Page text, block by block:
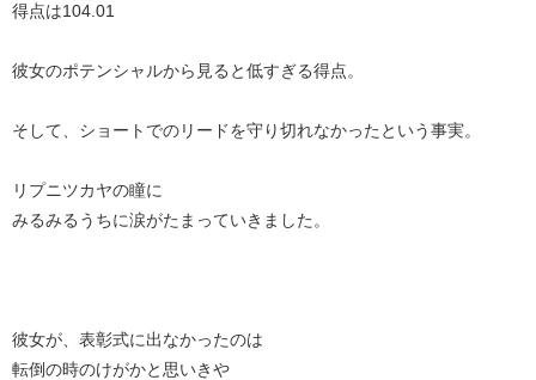
得点は104.01
彼女のポテンシャルから見ると低すぎる得点。
そして、ショートでのリードを守り切れなかったという事実。
リプニツカヤの瞳に
みるみるうちに涙がたまっていきました。
彼女が、表彰式に出なかったのは
転倒の時のけがかと思いきや